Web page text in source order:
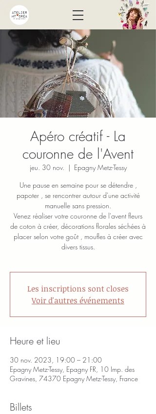
Apéro créatif - La
couronne de l'Avent
jeu. 30 nov.
  |
Epagny Metz-Tessy
Une pause en semaine pour se détendre ,
papoter , se rencontrer autour d'une activité
manuelle sans pression.
Venez réaliser votre couronne de l'avent fleurs
de coton à créer, décorations florales séchées à
placer selon votre goût , moufles à créer avec
divers tissus.
Les inscriptions sont closes
Voir d'autres événements
Heure et lieu
30 nov. 2023, 19:00 – 21:00
Epagny Metz-Tessy, Epagny FR, 10 Imp. des
Gravines, 74370 Epagny Metz-Tessy, France
Billets